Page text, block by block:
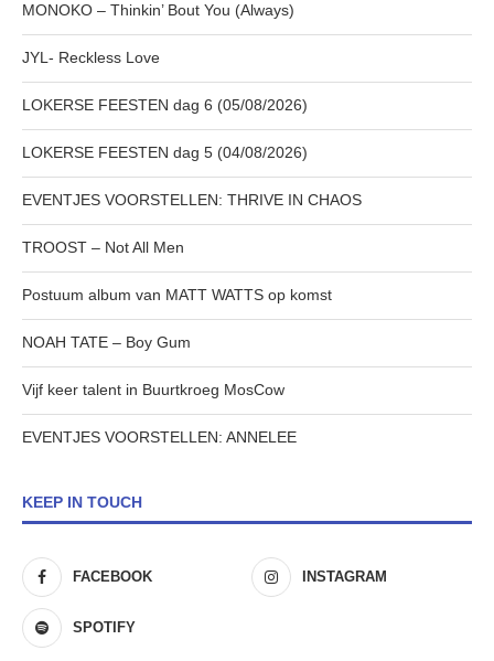
MONOKO – Thinkin’ Bout You (Always)
JYL- Reckless Love
LOKERSE FEESTEN dag 6 (05/08/2026)
LOKERSE FEESTEN dag 5 (04/08/2026)
EVENTJES VOORSTELLEN: THRIVE IN CHAOS
TROOST – Not All Men
Postuum album van MATT WATTS op komst
NOAH TATE – Boy Gum
Vijf keer talent in Buurtkroeg MosCow
EVENTJES VOORSTELLEN: ANNELEE
KEEP IN TOUCH
FACEBOOK INSTAGRAM
SPOTIFY